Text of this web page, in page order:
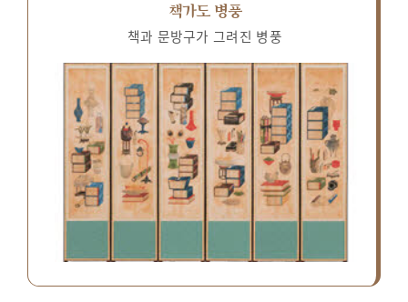
책가도 병풍
책과 문방구가 그려진 병풍